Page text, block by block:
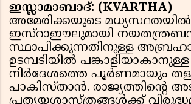
ഇസ്ലാമാബാദ്: (KVARTHA)
അമേരിക്കയുടെ മധ്യസ്ഥതയിൽ
ഇസ്റാഈലുമായി
സ്ഥാപിക്കുന്നതിനുള്ള
ഉടമ്പടിയിൽ പങ്കാളിയാകാനുള്ള
നിർദേശത്തെ പൂർണമായും
പാകിസ്താൻ. രാജ്യത്തിൻ്റെ